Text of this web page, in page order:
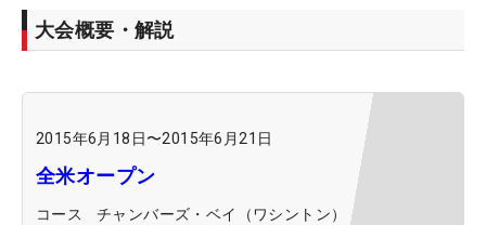
大会概要・解説
2015年6月18日〜2015年6月21日
全米オープン
コース チャンバーズ・ベイ（ワシントン）